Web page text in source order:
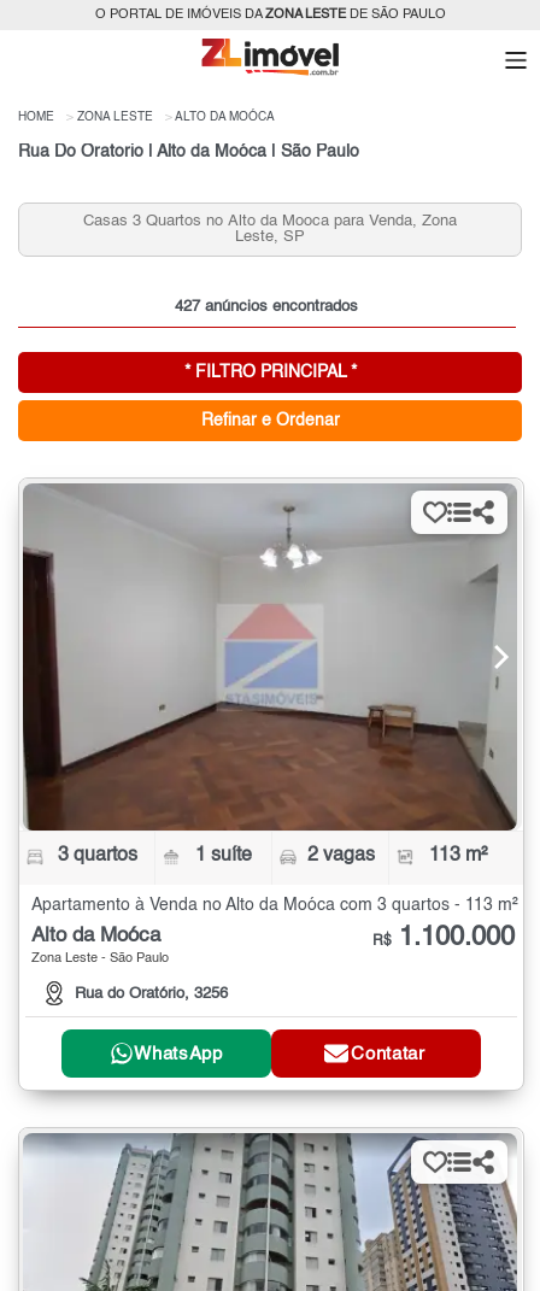
O PORTAL DE IMÓVEIS DAZONA LESTEDE SÃO PAULO
HOME ZONA LESTE ALTO DA MOÓCA
Rua Do Oratorio | Alto da Moóca | São Paulo
3 Quartos no Alto da Mooca para Venda, Zona
427 anúncios encontrados
* FILTRO PRINCIPAL *
Refinar e Ordenar
3 quartos 1 suíte 2 vagas 113 m²
Apartamento à Venda no Alto da Moóca com 3 quartos - 113 m²
Alto da Moóca
Zona Leste - São Paulo
Rua do Oratório, 3256
R$ 1.100.000
WhatsApp Contatar